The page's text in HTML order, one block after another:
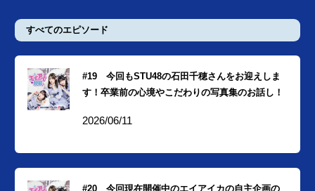
すべてのエピソード
#19 今回もSTU48の石田千穂さんをお迎えしま
す！卒業前の心境やこだわりの写真集のお話し！
2026/06/11
#20 今回現在開催中のエイアイカの自主企画の